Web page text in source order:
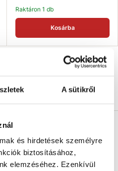
A sütikről
és hirdetések személyre
biztosításához,
elemzéséhez. Ezenkívül
Raktáron 1 db
Kosárba
cm